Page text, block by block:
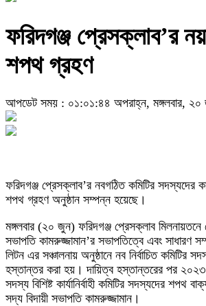
ফরিদগঞ্জ প্রেসক্লাব’র
শপথ গ্রহণ
আপডেট সময় : ০১:০১:৪৪ অপরাহ্ন, মঙ্গলবার,
ফরিদগঞ্জ প্রেসক্লাব’র নবগঠিত কমিটির সদস্যদের
শপথ গ্রহণ অনুষ্ঠান সম্পন্ন হয়েছে।
মঙ্গলবার (২০ জুন) ফরিদগঞ্জ প্রেসক্লাব মিলনায়তনে
সভাপতি কামরুজ্জামান’র সভাপতিত্বে এবং সাধারণ
লিটন এর সঞ্চালনায় অনুষ্ঠানে নব নির্বাচিত কমিটির
হস্তান্তর করা হয়। দায়িত্ব হস্তান্তরের পর
সদস্য বিশিষ্ট কার্যানির্বাহী কমিটির সদস্যদের শপথ
সদ্য বিদায়ী সভাপতি কামরুজ্জামান।